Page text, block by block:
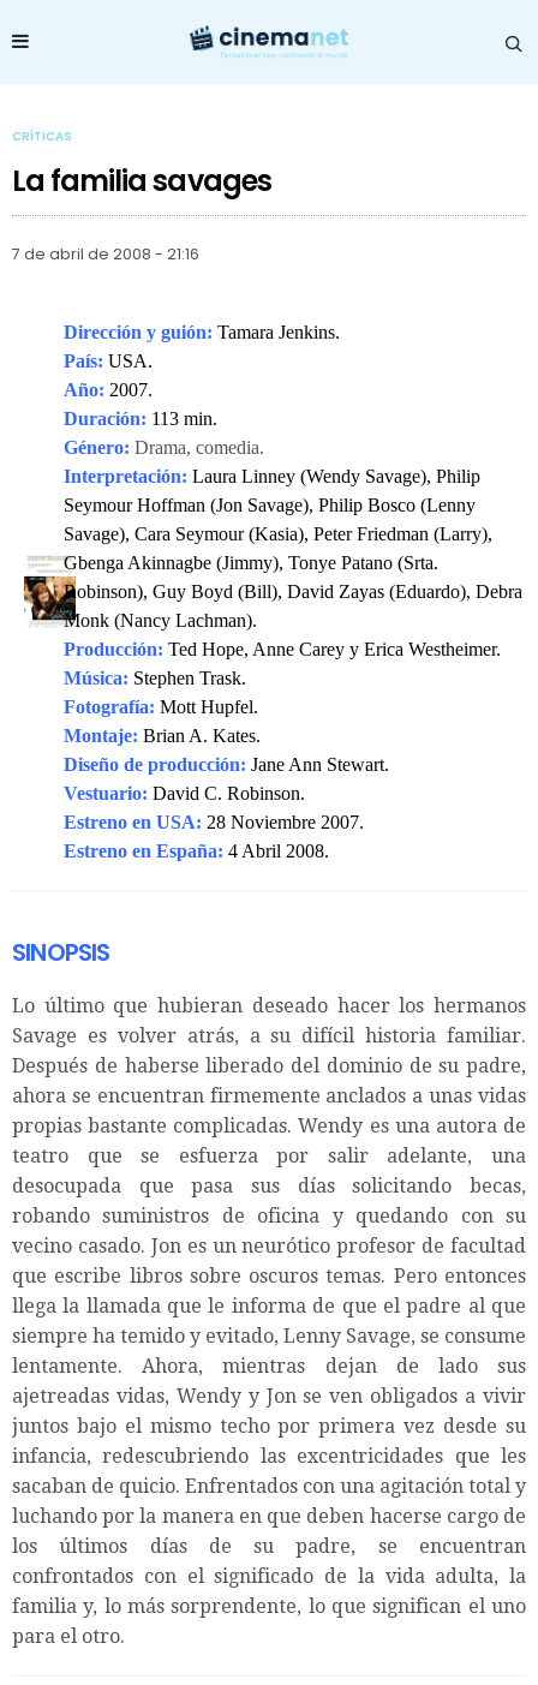
CRÍTICAS
La familia savages
7 de abril de 2008 - 21:16
Dirección y guión: Tamara Jenkins.
País: USA.
Año: 2007.
Duración: 113 min.
Género: Drama, comedia.
Interpretación: Laura Linney (Wendy Savage), Philip
Seymour Hoffman (Jon Savage), Philip Bosco (Lenny
Savage), Cara Seymour (Kasia), Peter Friedman (Larry),
Gbenga Akinnagbe (Jimmy), Tonye Patano (Srta.
Robinson), Guy Boyd (Bill), David Zayas (Eduardo), Debra
Monk (Nancy Lachman).
Producción: Ted Hope, Anne Carey y Erica Westheimer.
Música: Stephen Trask.
Fotografía: Mott Hupfel.
Montaje: Brian A. Kates.
Diseño de producción: Jane Ann Stewart.
Vestuario: David C. Robinson.
Estreno en USA: 28 Noviembre 2007.
Estreno en España: 4 Abril 2008.
SINOPSIS
Lo último que hubieran deseado hacer los hermanos
Savage es volver atrás, a su difícil historia familiar.
Después de haberse liberado del dominio de su padre,
ahora se encuentran firmemente anclados a unas vidas
propias bastante complicadas. Wendy es una autora de
teatro que se esfuerza por salir adelante, una
desocupada que pasa sus días solicitando becas,
robando suministros de oficina y quedando con su
vecino casado. Jon es un neurótico profesor de facultad
que escribe libros sobre oscuros temas. Pero entonces
llega la llamada que le informa de que el padre al que
siempre ha temido y evitado, Lenny Savage, se consume
lentamente. Ahora, mientras dejan de lado sus
ajetreadas vidas, Wendy y Jon se ven obligados a vivir
juntos bajo el mismo techo por primera vez desde su
infancia, redescubriendo las excentricidades que les
sacaban de quicio. Enfrentados con una agitación total y
luchando por la manera en que deben hacerse cargo de
los últimos días de su padre, se encuentran
confrontados con el significado de la vida adulta, la
familia y, lo más sorprendente, lo que significan el uno
para el otro.